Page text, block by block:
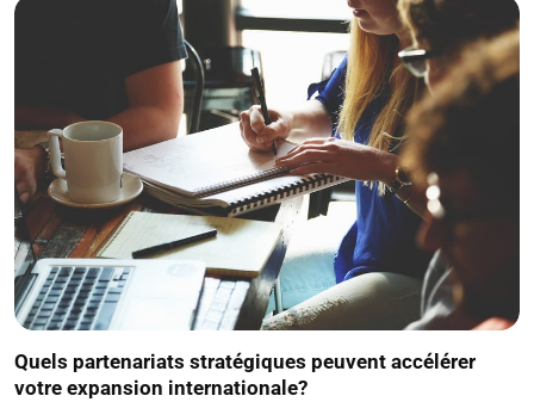
Quels partenariats stratégiques peuvent accélérer
votre expansion internationale?